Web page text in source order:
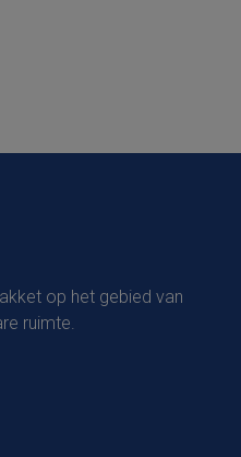
op het gebied van
ruimte.
Instagram
op Youtube
onze pagina op LinkedIn